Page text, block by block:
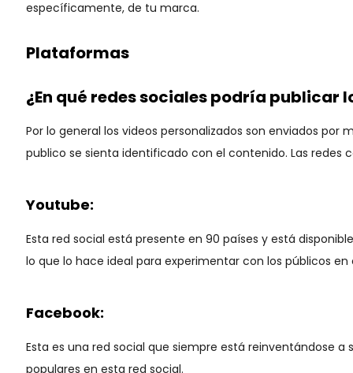
específicamente, de tu marca.
Plataformas
¿En qué redes sociales podría publicar
Por lo general los videos personalizados son enviados
publico se sienta identificado con el contenido. Las redes
Youtube:
Esta red social está presente en 90 países y está
lo que lo hace ideal para experimentar con los públicos
Facebook:
Esta es una red social que siempre está reinventándose
populares en esta red social.